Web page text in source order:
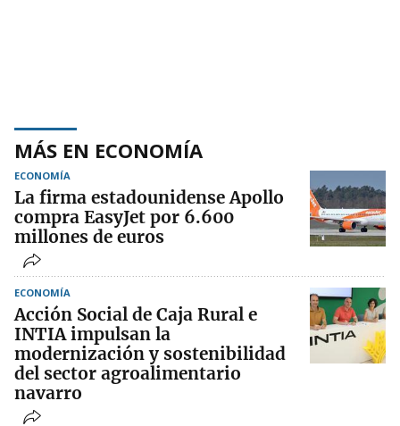
MÁS EN ECONOMÍA
ECONOMÍA
La firma estadounidense Apollo
compra EasyJet por 6.600
millones de euros
ECONOMÍA
Acción Social de Caja Rural e
INTIA impulsan la
modernización y sostenibilidad
del sector agroalimentario
navarro